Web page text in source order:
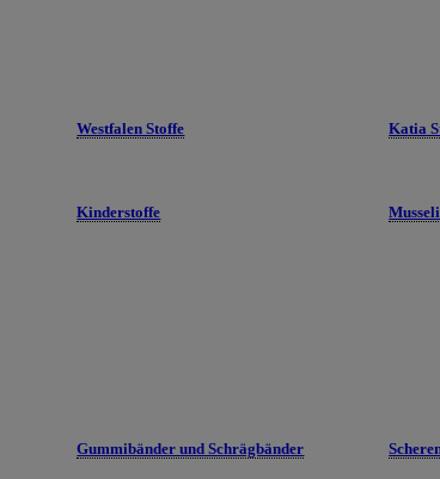
Westfalen Stoffe Katia
Kinderstoffe
Gummibänder und Schrägbänder